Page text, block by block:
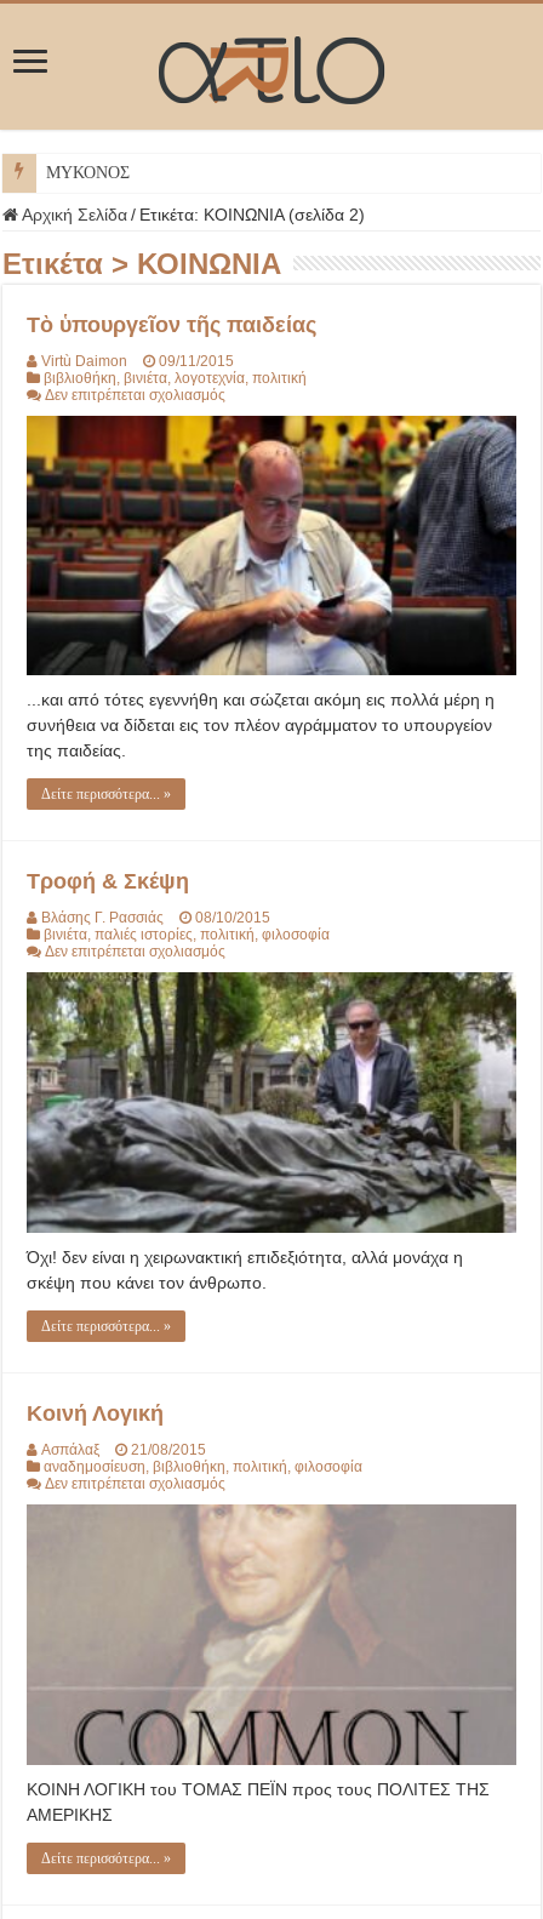
ΜΥΚΟΝΟΣ
Αρχική Σελίδα / Ετικέτα: ΚΟΙΝΩΝΙΑ(σελίδα 2)
Ετικέτα > ΚΟΙΝΩΝΙΑ
Τὸ ὑπουργεῖον τῆς παιδείας
Virtù Daimon
09/11/2015
βιβλιοθήκη ,βινιέτα ,λογοτεχνία ,πολιτική
Δεν επιτρέπεται σχολιασμός
ὑπουργεῖον
τῆς
παιδείας
...και από τότες εγεννήθη και σώζεται ακόμη εις πολλά μέρη η
συνήθεια να δίδεται εις τον πλέον αγράμματον το υπουργείον
της παιδείας.
Δείτε περισσότερα... »
Τροφή & Σκέψη
Βλάσης Γ. Ρασσιάς
08/10/2015
βινιέτα,παλιές ιστορίες,πολιτική,φιλοσοφία
Δεν επιτρέπεται σχολιασμός
&
Σκέψη
Όχι! δεν είναι η χειρωνακτική επιδεξιότητα, αλλά μονάχα η
σκέψη που κάνει τον άνθρωπο.
Δείτε περισσότερα... »
Κοινή Λογική
Ασπάλαξ
21/08/2015
αναδημοσίευση,βιβλιοθήκη,πολιτική,φιλοσοφία
Δεν επιτρέπεται σχολιασμός
Λογική
ΚΟΙΝΗ ΛΟΓΙΚΗ του ΤΟΜΑΣ ΠΕЇΝ προς τους ΠΟΛΙΤΕΣ ΤΗΣ
ΑΜΕΡΙΚΗΣ
Δείτε περισσότερα... »